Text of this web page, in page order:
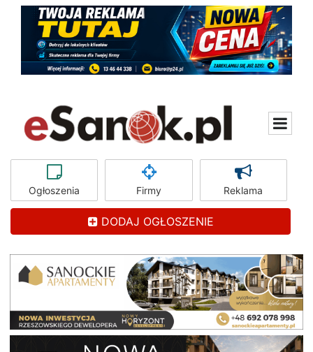
Ogłoszenia Firmy Reklama
DODAJ OGŁOSZENIE